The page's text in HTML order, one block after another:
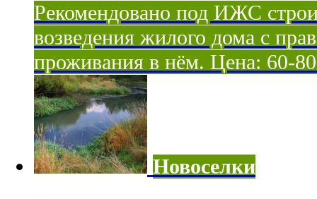
Рекомендовано под ИЖС
возведения жилого дома с
проживания в нём. Цена: 60-80
Новоселки